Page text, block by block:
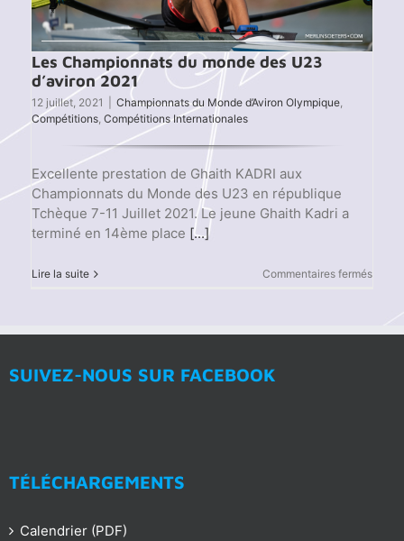
Les Championnats du monde des U23
d’aviron 2021
12 juillet, 2021 Championnats du Monde d’Aviron Olympique,
Compétitions, Compétitions Internationales
Excellente prestation de Ghaith KADRI aux
Championnats du Monde des U23 en république
Tchèque 7-11 Juillet 2021. Le jeune Ghaith Kadri a
terminé en 14ème place [...]
Lire la suite Commentaires ferméssur
SUIVEZ-NOUS SUR FACEBOOK
TÉLÉCHARGEMENTS
Calendrier (PDF)